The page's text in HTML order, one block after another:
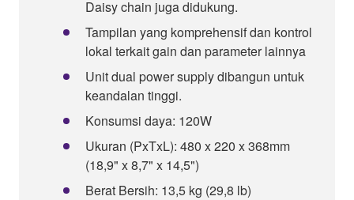
Daisy chain juga didukung.
Tampilan yang komprehensif dan kontrol
lokal terkait gain dan parameter lainnya
Unit dual power supply dibangun untuk
keandalan tinggi.
Konsumsi daya: 120W
Ukuran (PxTxL): 480 x 220 x 368mm
(18,9" x 8,7" x 14,5")
Berat Bersih: 13,5 kg (29,8 lb)